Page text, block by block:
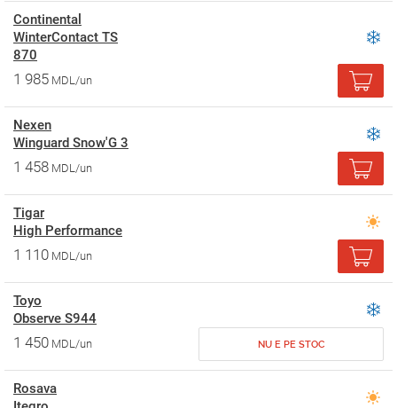
Continental
WinterContact TS
870
1 985 MDL/un
Nexen
Winguard Snow'G 3
1 458 MDL/un
Tigar
High Performance
1 110 MDL/un
Toyo
Observe S944
1 450 MDL/un NU E PE STOC
Rosava